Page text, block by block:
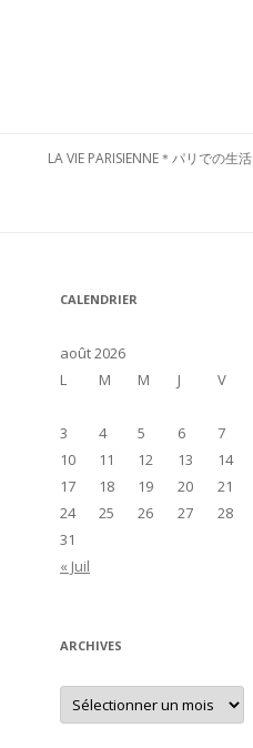
LA VIE PARISIENNE＊パリでの生活
メ
VISITE DE LA FRANCE＊フランス国
内お散歩
CALENDRIER
août 2026
L
M M J V
« Juil
3
4 5 6 7
10
11 12 13 14
17
18 19 20 21
24
25 26 27 28
31
ARCHIVES
A
c